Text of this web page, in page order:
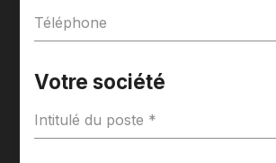
Votre société